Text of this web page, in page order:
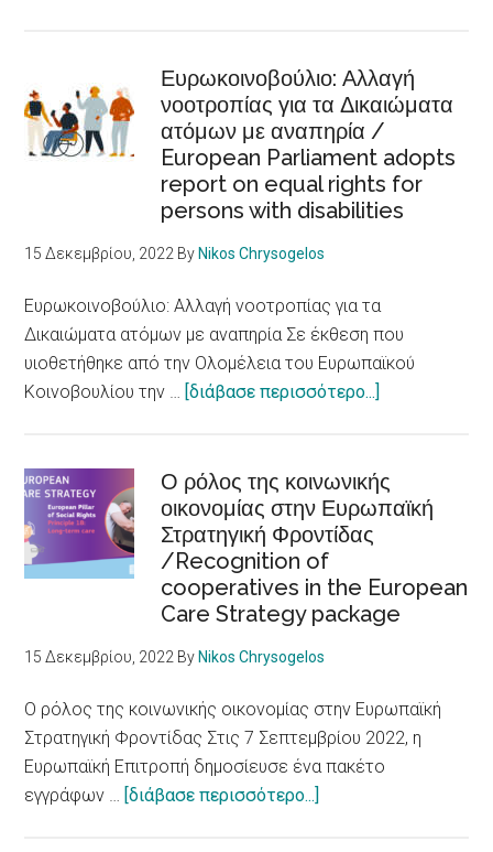
health
το
βραβείο
πόλης
προσβάσιμης
σε
άτομα
/Skellefteå
city
accessible
to
disabilities
Ευρωκοινοβούλιο: Αλλαγή
νοοτροπίας για τα Δικαιώματα
ατόμων με αναπηρία /
European Parliament adopts
report on equal rights for
persons with disabilities
15 Δεκεμβρίου, 2022 By Nikos Chrysogelos
Ευρωκοινοβούλιο: Αλλαγή νοοτροπίας για τα
Δικαιώματα ατόμων με αναπηρία Σε έκθεση που
υιοθετήθηκε από την Ολομέλεια του Ευρωπαϊκού
Κοινοβουλίου την … [διάβασε περισσότερο...]
νοοτροπίας
για
ατόμων
με
European
Parliament
adopts
Ο ρόλος της κοινωνικής
οικονομίας στην Ευρωπαϊκή
Στρατηγική Φροντίδας
/Recognition of
cooperatives in the European
Care Strategy package
15 Δεκεμβρίου, 2022 By Nikos Chrysogelos
Ο ρόλος της κοινωνικής οικονομίας στην Ευρωπαϊκή
Στρατηγική Φροντίδας Στις 7 Σεπτεμβρίου 2022, η
Ευρωπαϊκή Επιτροπή δημοσίευσε ένα πακέτο
εγγράφων … [διάβασε περισσότερο...]